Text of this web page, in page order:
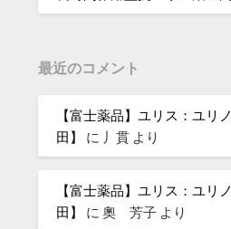
最近のコメント
【富士薬品】ユリス：ユリ
田】
に 丿貫 より
【富士薬品】ユリス：ユリ
田】
に奧 芳子 より